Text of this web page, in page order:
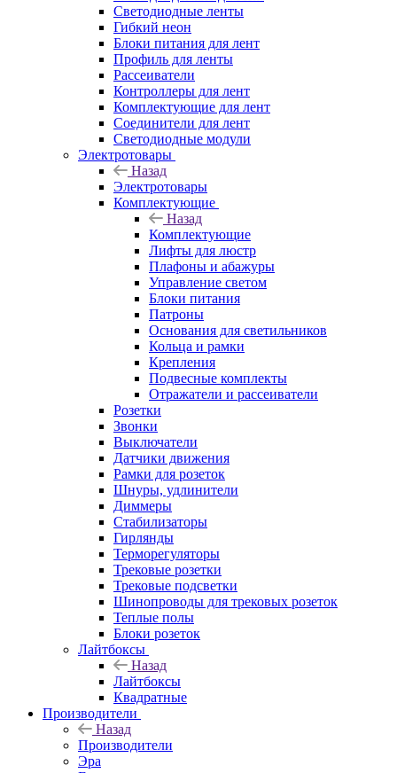
Светодиодные ленты
Гибкий неон
Блоки питания для лент
Профиль для ленты
Рассеиватели
Контроллеры для лент
Комплектующие для лент
Соединители для лент
Светодиодные модули
Электротовары
Назад
Электротовары
Комплектующие
Назад
Комплектующие
Лифты для люстр
Плафоны и абажуры
Управление светом
Блоки питания
Патроны
Основания для светильников
Кольца и рамки
Крепления
Подвесные комплекты
Отражатели и рассеиватели
Розетки
Звонки
Выключатели
Датчики движения
Рамки для розеток
Шнуры, удлинители
Диммеры
Стабилизаторы
Гирлянды
Терморегуляторы
Трековые розетки
Трековые подсветки
Шинопроводы для трековых розеток
Теплые полы
Блоки розеток
Лайтбоксы
Назад
Лайтбоксы
Квадратные
Производители
Назад
Производители
Эра